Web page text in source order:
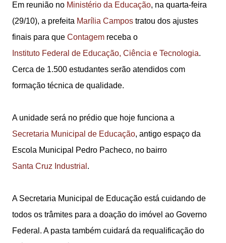
Em reunião no Ministério da Educação, na quarta-feira
(29/10), a prefeita Marília Campos tratou dos ajustes
finais para que Contagem receba o
Instituto Federal de Educação, Ciência e Tecnologia.
Cerca de 1.500 estudantes serão atendidos com
formação técnica de qualidade.
A unidade será no prédio que hoje funciona a
Secretaria Municipal de Educação, antigo espaço da
Escola Municipal Pedro Pacheco, no bairro
Santa Cruz Industrial .
A Secretaria Municipal de Educação está cuidando de
todos os trâmites para a doação do imóvel ao Governo
Federal. A pasta também cuidará da requalificação do